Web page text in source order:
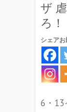
ザ
ろ
シェア
6・